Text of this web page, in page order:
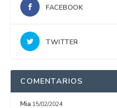
FACEBOOK
TWITTER
COMENTARIOS
Mia 15/02/2024